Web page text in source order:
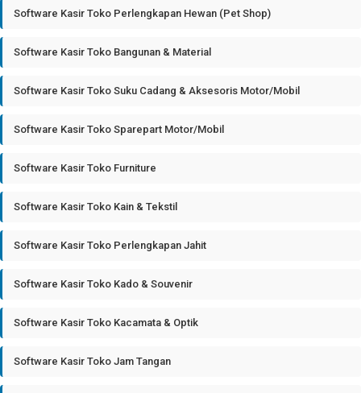
Software Kasir Toko Perlengkapan Hewan (Pet Shop)
Software Kasir Toko Bangunan & Material
Software Kasir Toko Suku Cadang & Aksesoris Motor/Mobil
Software Kasir Toko Sparepart Motor/Mobil
Software Kasir Toko Furniture
Software Kasir Toko Kain & Tekstil
Software Kasir Toko Perlengkapan Jahit
Software Kasir Toko Kado & Souvenir
Software Kasir Toko Kacamata & Optik
Software Kasir Toko Jam Tangan